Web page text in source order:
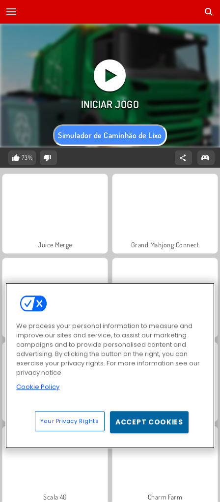
Simulador de Caminhão de Lixo
73%
Juice Merge Grand Mahjong Connect
Trollface Quest: USA 2
Jewel Garden Story Royal Story
Scala 40 Charm Farm
We process your personal information to measure and
improve our sites and service, to assist our marketing
campaigns and to provide personalised content and
advertising. By clicking the button on the right, you can
exercise your privacy rights. For more information see our
privacy notice
Cookie Policy
Your Privacy Rights ACCEPT COOKIES